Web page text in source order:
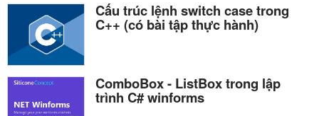
Cấu trúc lệnh switch case trong
C++ (có bài tập thực hành)
ComboBox - ListBox trong lập
trình C# winforms